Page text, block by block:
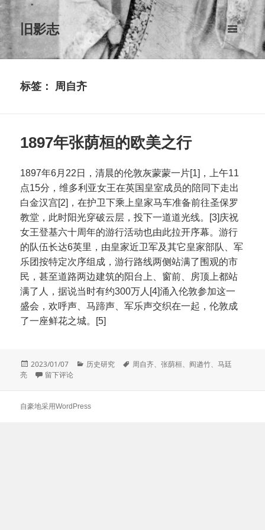
旧影志
菜单和
挂件
标签： 周自齐
1897年张荫桓的欧美之行
1897年6月22日，清晨的伦敦灰蒙蒙一片[1]，上午11
点15分，维多利亚女王在英国皇室成员的陪同下走出
白金汉宫[2]，在护卫下乘上皇家马车准备前往圣保罗
教堂，此时阳光穿破云层，投下一道道光线。[3]庆祝
女王登基六十周年的游行活动也由此拉开序幕。游行
的队伍长达6英里，由皇家近卫军及其它皇家部队、军
乐团按特定次序组成，游行路线两侧站满了围观的市
民，甚至道路两边建筑的阳台上、窗前、房顶上都站
满了人，据说当时有约300万人[4]涌入伦敦参加这一
盛会，欢呼声、马蹄声、军乐声交织在一起，伦敦成
了一座鲜花之城。[5]
发
布
2023/01/07
分
历史研究
标
周自齐、张荫桓、 阎遒竹、马廷
亮
于1897年张荫桓的欧美之行
留下评论
自豪地采用WordPress